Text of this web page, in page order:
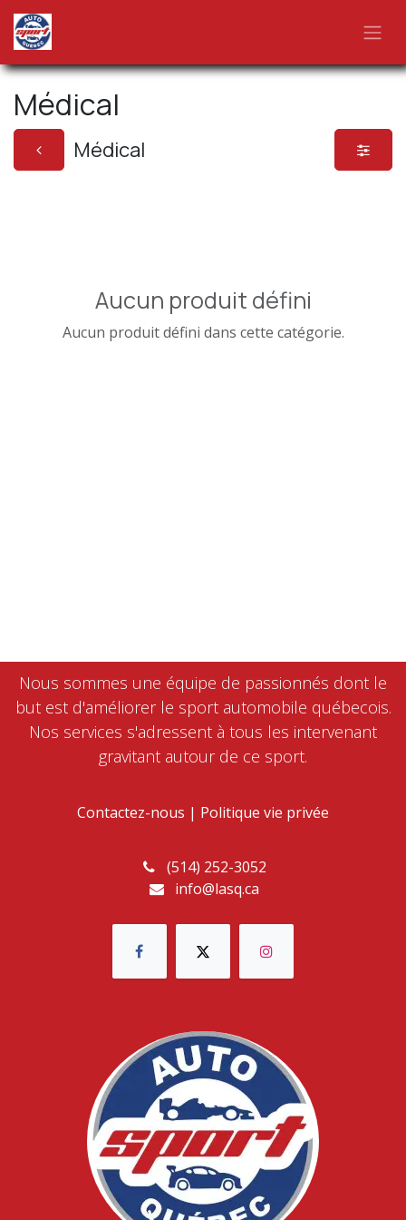
Se rendre au contenu
Médical
Médical
Aucun produit défini
Aucun produit défini dans cette catégorie.
Nous sommes une équipe de passionnés dont le
but est d'améliorer le sport automobile québecois.
Nos services s'adressent à tous les intervenant
gravitant autour de ce sport.
Contactez-nous | Politique vie privée
(514) 252-3052
info@lasq.ca